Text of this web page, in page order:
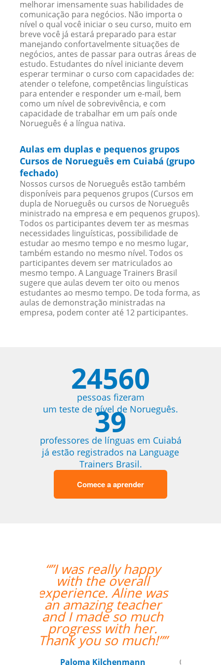
melhorar imensamente suas habilidades de
comunicação para negócios. Não importa o
nível o qual você iniciar o seu curso, muito em
breve você já estará preparado para estar
manejando confortavelmente situações de
negócios, antes de passar para outras áreas de
estudo. Estudantes do nível iniciante devem
esperar terminar o curso com capacidades de:
atender o telefone, competências linguísticas
para entender e responder um e-mail, bem
como um nível de sobrevivência, e com
capacidade de trabalhar em um país onde
Norueguês é a língua nativa.
Aulas em duplas e pequenos grupos
Cursos de Norueguês em Cuiabá (grupo
fechado)
Nossos cursos de Norueguês estão também
disponíveis para pequenos grupos (Cursos em
dupla de Norueguês ou cursos de Norueguês
ministrado na empresa e em pequenos grupos).
Todos os participantes devem ter as mesmas
necessidades linguísticas, possibilidade de
estudar ao mesmo tempo e no mesmo lugar,
também estando no mesmo nível. Todos os
participantes devem ser matriculados ao
mesmo tempo. A Language Trainers Brasil
sugere que aulas devem ter oito ou menos
estudantes ao mesmo tempo. De toda forma, as
aulas de demonstração ministradas na
empresa, podem conter até 12 participantes.
24560
pessoas fizeram
um teste de nível de Norueguês.
39
professores de línguas em Cuiabá
já estão registrados na Language
Trainers Brasil.
Comece a aprender
“” Destaco o trabalho
do Professor Enrico,
que sempre foi
extremamente
pontual.””
Reginaldo Pontirolli
Curso de Italiano em Guarulhos,
Commander (Colonel), Brazilian Air